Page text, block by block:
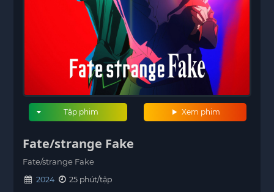
Xem phim
Tập phim
Fate/strange Fake
Fate/strange Fake
2024
25 phút/tập